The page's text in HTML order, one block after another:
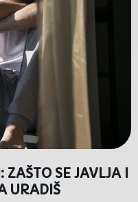
ZAŠTO SE JAVLJA I
URADIŠ